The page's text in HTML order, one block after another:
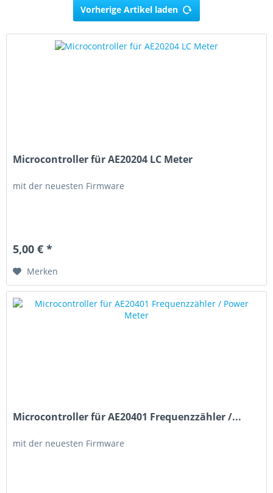
Vorherige Artikel laden
Microcontroller für AE20204 LC Meter
mit der neuesten Firmware
5,00 € *
Merken
Microcontroller für AE20401 Frequenzzähler /...
mit der neuesten Firmware